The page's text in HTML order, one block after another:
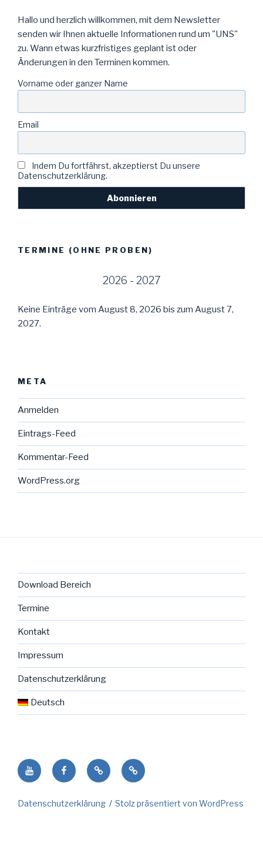
Hallo und herzlich willkommen, mit dem Newsletter
senden wir Ihnen aktuelle Informationen rund um "UNS"
zu. Wann etwas kurzfristiges geplant ist oder
Änderungen in den Terminen kommen.
Vorname oder ganzer Name
Email
Indem Du fortfährst, akzeptierst Du unsere
Datenschutzerklärung.
TERMINE (OHNE PROBEN)
2026 - 2027
Keine Einträge vom August 8, 2026 bis zum August 7,
2027.
META
Anmelden
Eintrags-Feed
Kommentar-Feed
WordPress.org
Download Bereich
Termine
Kontakt
Impressum
Datenschutzerklärung
Deutsch
Youtube facebookNENO
Seite
der
Deutsch
Datenschutzerklärung Stolz präsentiert von WordPress